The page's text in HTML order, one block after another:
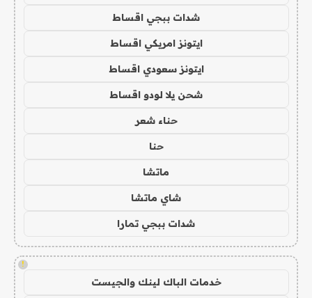
شدات ببجي اقساط
ايتونز امريكي اقساط
ايتونز سعودي اقساط
شحن يلا لودو اقساط
حناء شعر
حنا
ماتشا
شاي ماتشا
شدات ببجي تمارا
!
خدمات الباك لينك والجيست